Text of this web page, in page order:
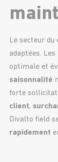
Le secteur du
adaptées.
optimale et
saisonnalité
forte
client,
Divalto field
rapidement